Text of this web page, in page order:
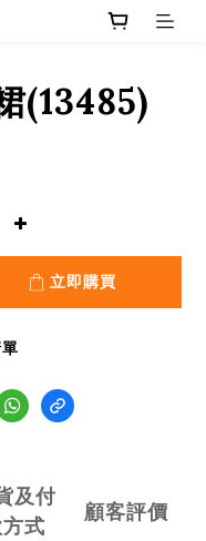
(13485)
立即購買
及付
式
顧客評價